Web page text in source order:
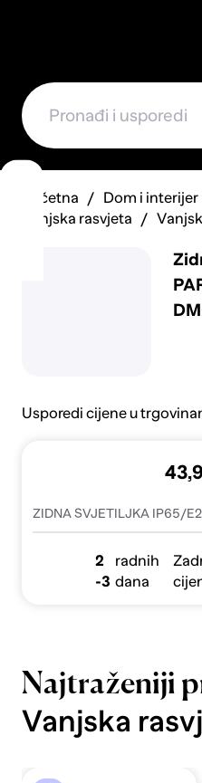
Početna Dom i interijer
Vanjska rasvjeta
Usporedi cijene u
2
-3
radnih
dana
Najtraženiji
Vanjska